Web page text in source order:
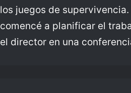
los juegos de
comencé a planificar el
el director en una